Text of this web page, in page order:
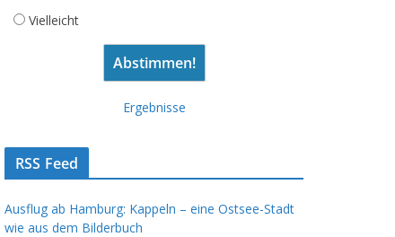
Vielleicht
Ergebnisse
RSS Feed
Ausflug ab Hamburg: Kappeln – eine Ostsee-Stadt
wie aus dem Bilderbuch